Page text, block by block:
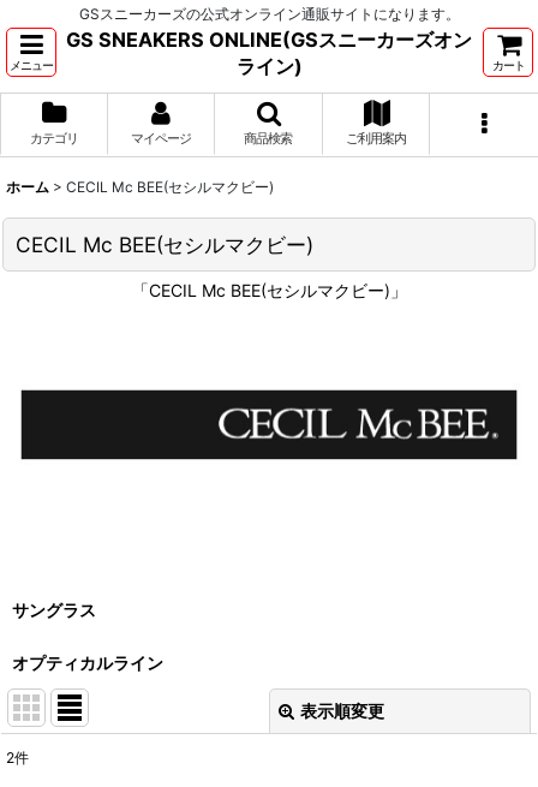
GSスニーカーズの公式オンライン通販サイトになります。
メニュー
GS SNEAKERS ONLINE(GSスニーカーズオン
ライン)
カート
カテゴリ マイページ 商品検索 ご利用案内
ホーム > CECIL Mc BEE(セシルマクビー)
CECIL Mc BEE(セシルマクビー)
「CECIL Mc BEE(セシルマクビー)」
サングラス
オプティカルライン
表示順変更
2件